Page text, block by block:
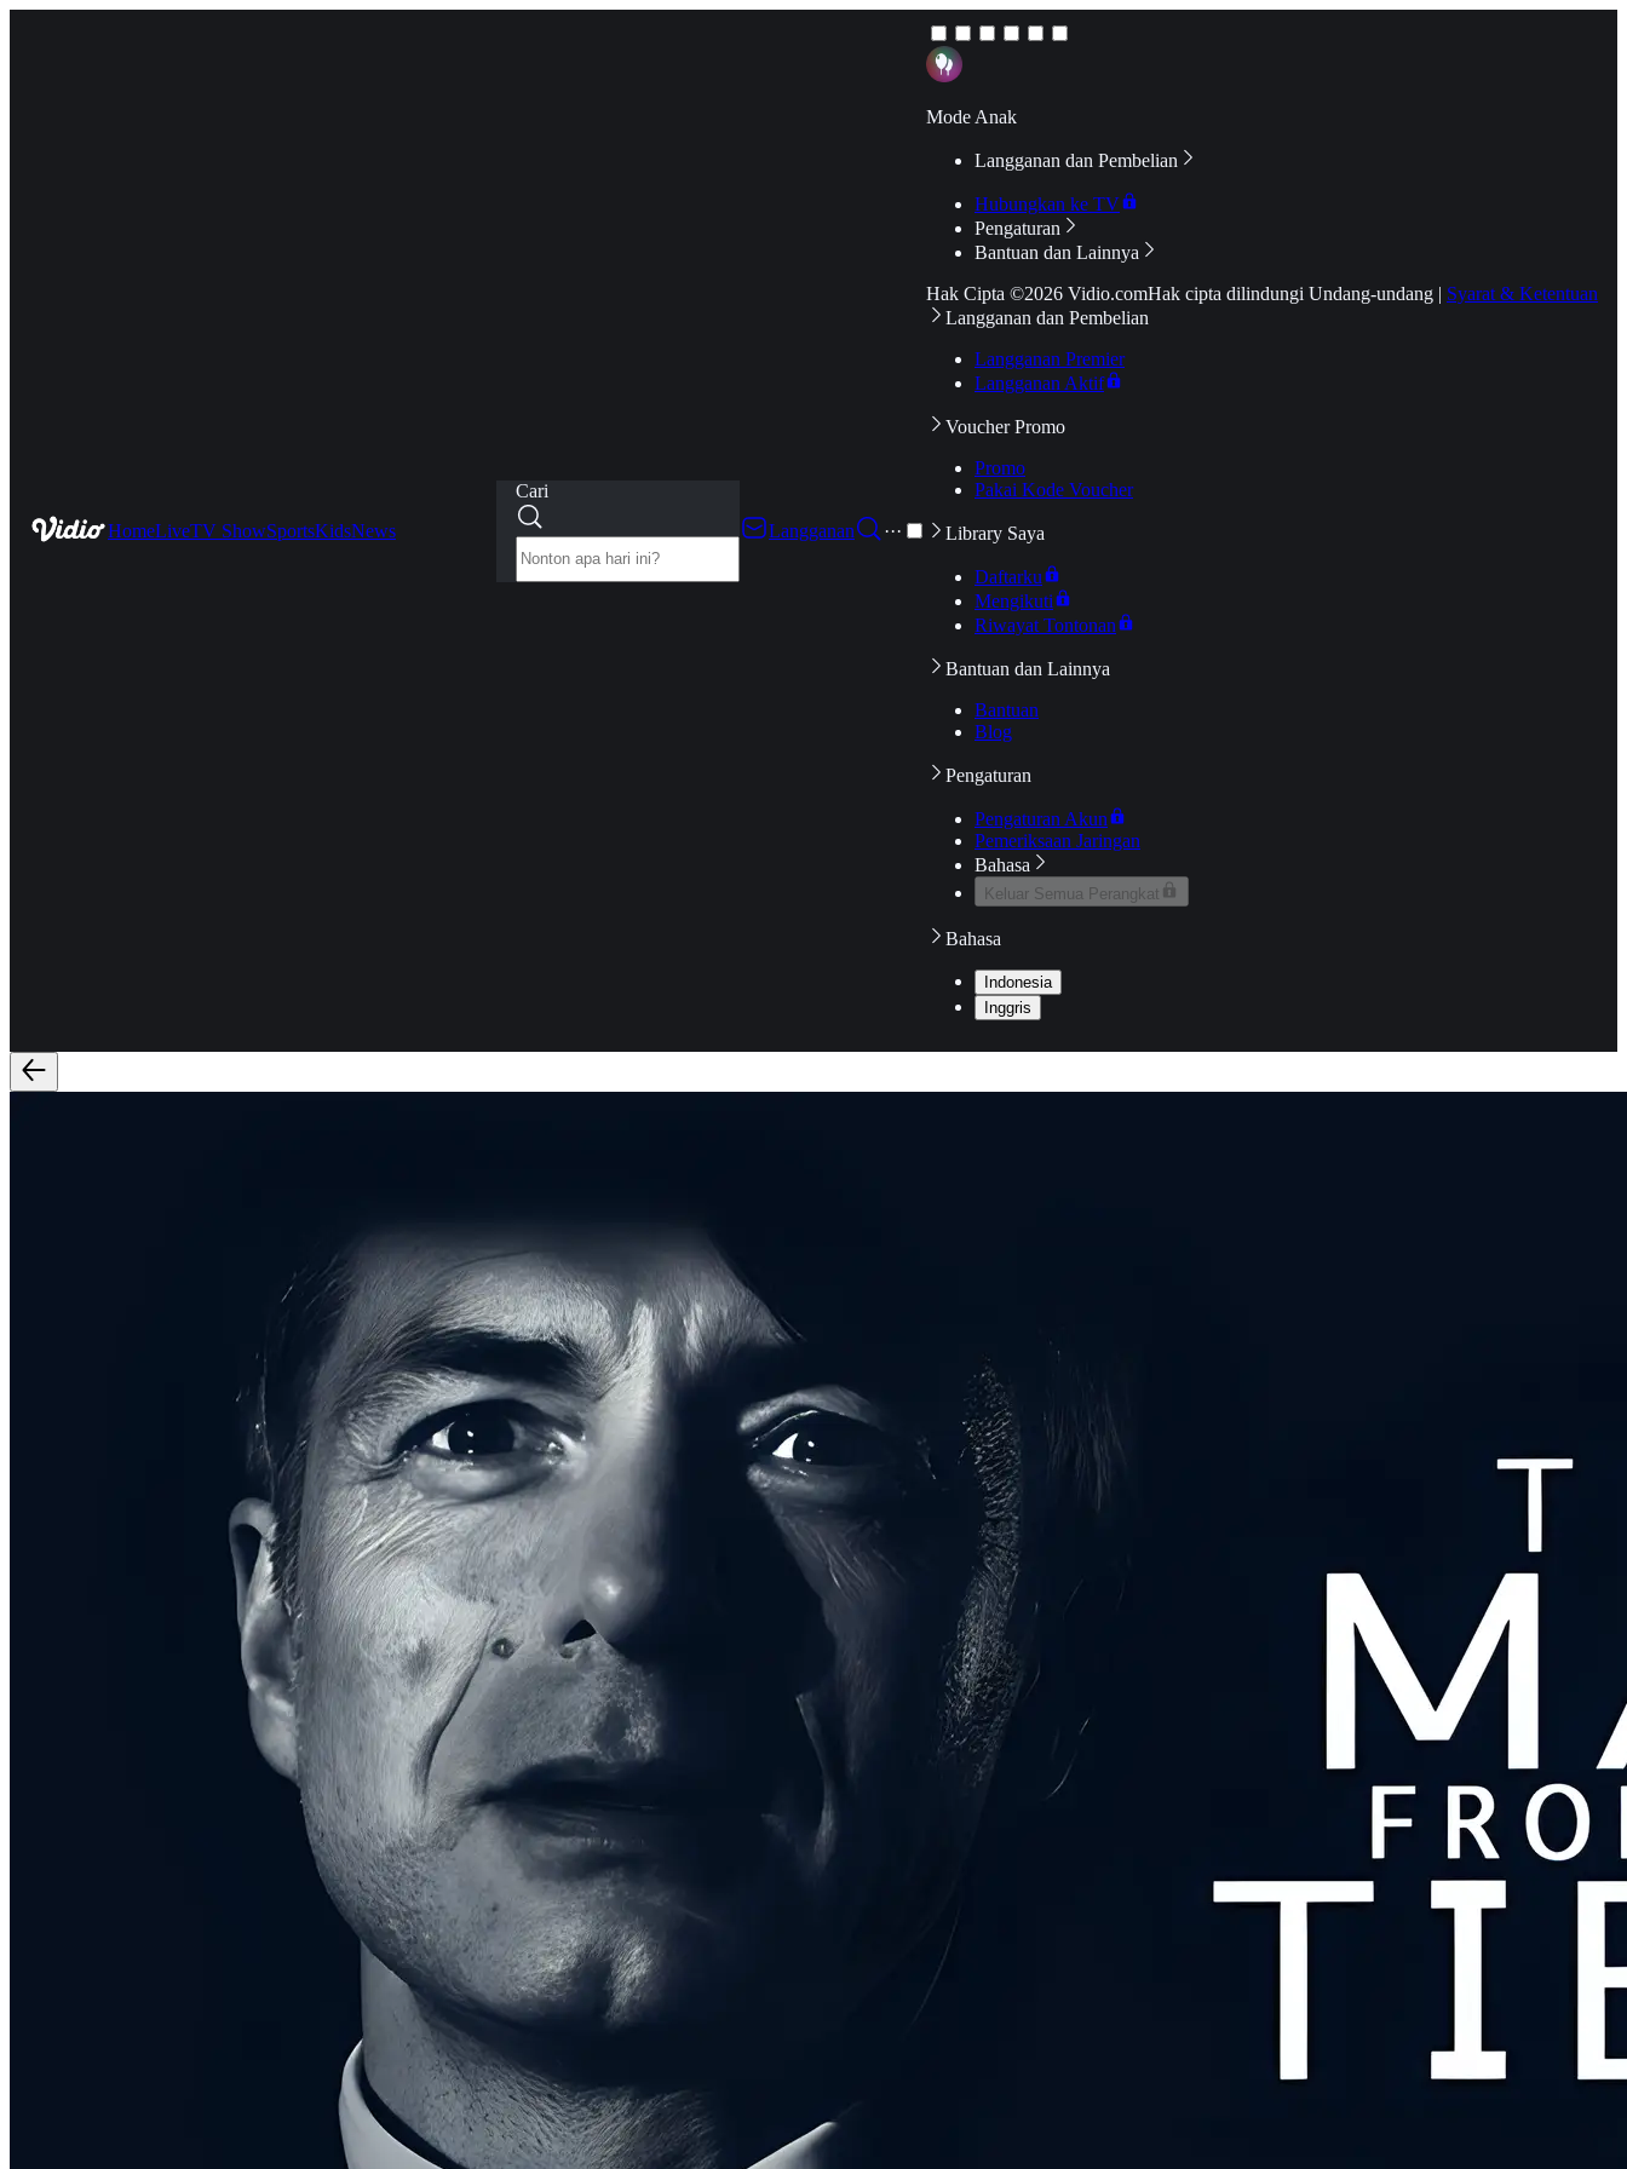
HomeLiveTV ShowSportsKidsNews
Cari
Langganan
···
Mode Anak
Langganan dan Pembelian
Hubungkan ke TV
Pengaturan
Bantuan dan Lainnya
Hak Cipta ©2026 Vidio.comHak cipta dilindungi Undang-undang | Syarat & Ketentuan
Langganan dan Pembelian
Langganan Premier
Langganan Aktif
Voucher Promo
Promo
Pakai Kode Voucher
Library Saya
Daftarku
Mengikuti
Riwayat Tontonan
Bantuan dan Lainnya
Bantuan
Blog
Pengaturan
Pengaturan Akun
Pemeriksaan Jaringan
Bahasa
Keluar Semua Perangkat
Bahasa
Indonesia
Inggris